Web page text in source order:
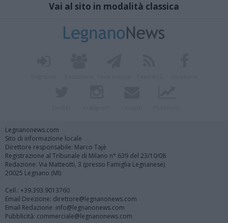
Vai al sito in modalità classica
Legnanonews.com
Sito di informazione locale
Direttore responsabile: Marco Tajè
Registrazione al Tribunale di Milano n° 639 del 23/10/08
Redazione: Via Matteotti, 3 (presso Famiglia Legnanese)
20025 Legnano (MI)
Cell.: +39.393.9013760
Email Direzione: direttore@legnanonews.com
Email Redazione: info@legnanonews.com
Pubblicità: commerciale@legnanonews.com